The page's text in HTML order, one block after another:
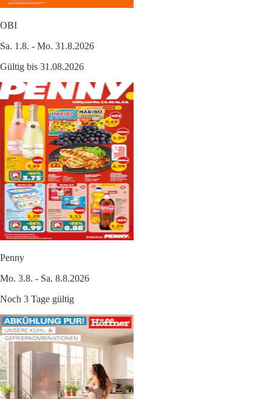
OBI
Sa. 1.8. - Mo. 31.8.2026
Gültig bis 31.08.2026
Penny
Mo. 3.8. - Sa. 8.8.2026
Noch 3 Tage gültig